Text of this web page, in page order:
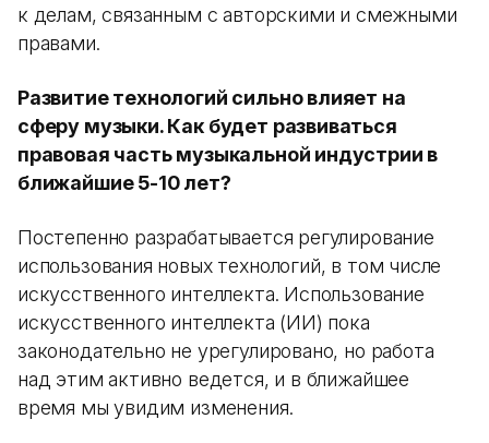
к делам, связанным с авторскими и смежными
правами.
Развитие технологий сильно влияет на
сферу музыки. Как будет развиваться
правовая часть музыкальной индустрии в
ближайшие 5-10 лет?
Постепенно разрабатывается регулирование
использования новых технологий, в том числе
искусственного интеллекта. Использование
искусственного интеллекта (ИИ) пока
законодательно не урегулировано, но работа
над этим активно ведется, и в ближайшее
время мы увидим изменения.